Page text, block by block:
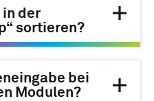
der
sortieren?
bei
Modulen?